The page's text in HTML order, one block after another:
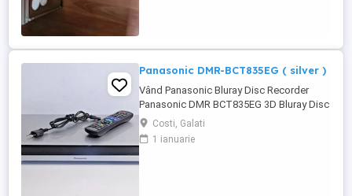
Panasonic DMR-BCT835EG ( silver )
Vând Panasonic Bluray Disc Recorder
Panasonic DMR BCT835EG 3D Bluray Disc
Recorder 1TB HDD
Costi, Galati
1 ianuarie